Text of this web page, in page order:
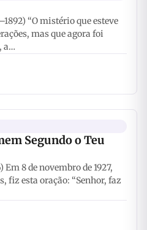
“O mistério que esteve
mas que agora foi
a…
Segundo o Teu
Em 8 de novembro de 1927,
fiz esta oração: “Senhor, faz